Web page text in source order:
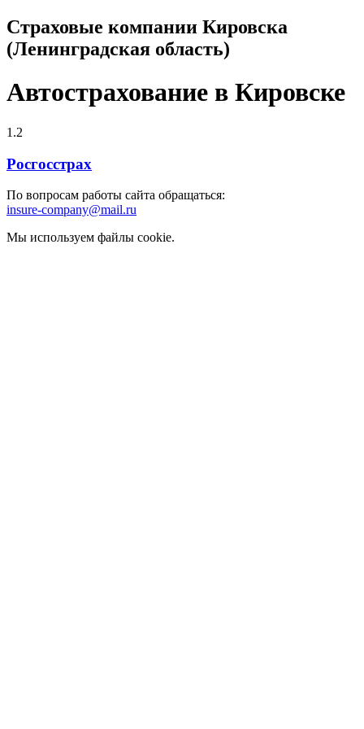
Страховые компании Кировска
(Ленинградская область)
Автострахование в Кировске
1.2
Росгосстрах
По вопросам работы сайта обращаться:
insure-company@mail.ru
Мы используем файлы cookie.